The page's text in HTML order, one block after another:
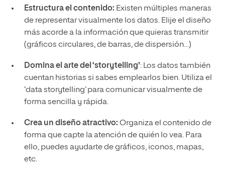
Estructura el contenido: Existen múltiples maneras
de representar visualmente los datos. Elije el diseño
más acorde a la información que quieras transmitir
(gráficos circulares, de barras, de dispersión…)
Domina el arte del ‘storytelling’: Los datos también
cuentan historias si sabes emplearlos bien. Utiliza el
‘data storytelling’ para comunicar visualmente de
forma sencilla y rápida.
Crea un diseño atractivo: Organiza el contenido de
forma que capte la atención de quién lo vea. Para
ello, puedes ayudarte de gráficos, iconos, mapas,
etc.